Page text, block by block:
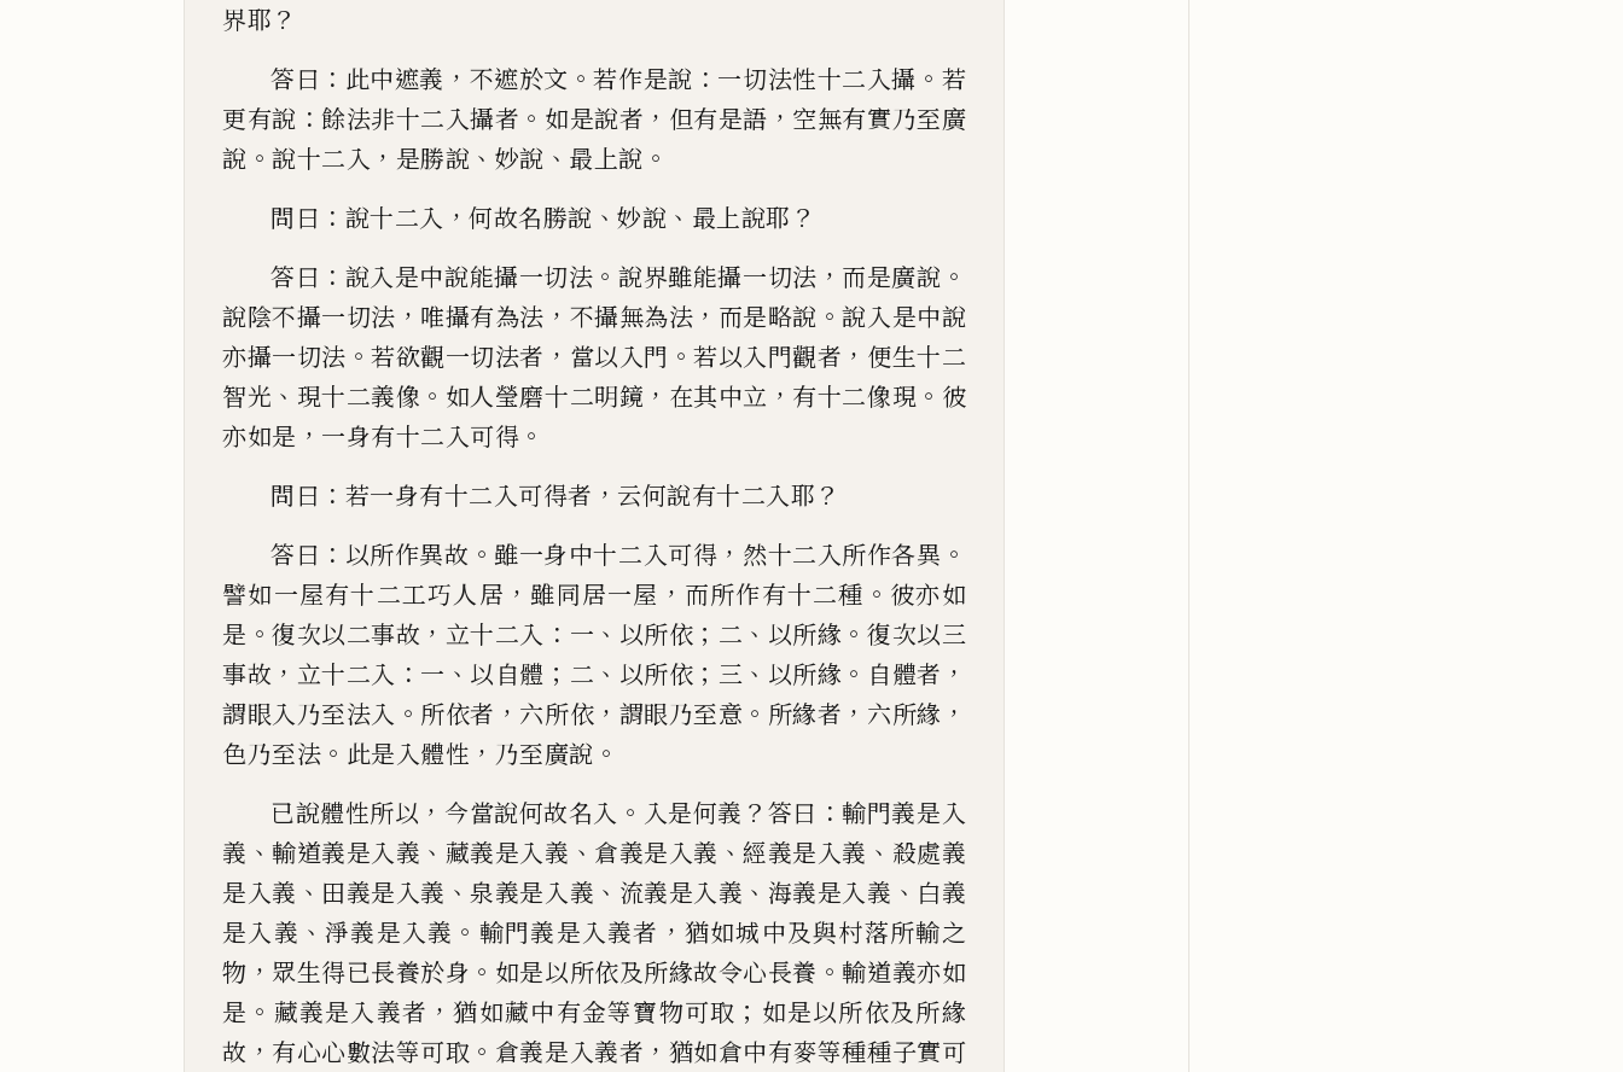
界耶 ？
答曰 ： 此中遮義 ， 不遮於文 。若作是說 ： 一切法性十二入攝 。 若
更有說 ：餘法非十二入攝者 。 如是說者 ， 但有是語 ， 空無有實乃至廣
說 。 說十二入 ， 是勝說 、 妙說 、 最上說 。
問曰 ： 說十二入 ， 何故名勝說 、 妙說 、 最上說耶 ？
答曰 ： 說入是中說能攝一切法 。說界雖能攝一切法 ， 而是廣說 。
說陰不攝一切法 ， 唯攝有為法 ， 不攝無為法 ， 而是略說 。說入是中說
亦攝一切法 。若欲觀一切法者 ， 當以入門 。若以入門觀者 ， 便生十二
智光 、 現十二義像 。 如人瑩磨十二明鏡 ， 在其中立 ， 有十二像現 。 彼
亦如是 ， 一身有十二入可得 。
問曰 ： 若一身有十二入可得者 ， 云何說有十二入耶 ？
答曰 ： 以所作異故 。雖一身中十二入可得 ， 然十二入所作各異 。
譬如一屋有十二工巧人居 ，雖同居一屋 ， 而所作有十二種 。 彼亦如
是 。復次以二事故 ， 立十二入 ： 一 、 以所依 ； 二 、 以所緣 。復次以三
事故 ， 立十二入 ： 一 、 以自體 ； 二 、 以所依 ； 三 、 以所緣 。 自體者 ，
謂眼入乃至法入 。 所依者 ， 六所依 ， 謂眼乃至意 。 所緣者 ， 六所緣 ，
色乃至法 。 此是入體性 ， 乃至廣說 。
已說體性所以 ， 今當說何故名入 。 入是何義 ？ 答曰 ：輸門義是入
義 、輸道義是入義 、 藏義是入義 、 倉義是入義 、 經義是入義 、 殺處義
是入義 、 田義是入義 、泉義是入義 、 流義是入義 、 海義是入義 、 白義
是入義 、淨義是入義 。 輸門義是入義者 ， 猶如城中及與村落所輸之
物 ， 眾生得已長養於身 。 如是以所依及所緣故令心長養 。輸道義亦如
是 。 藏義是入義者 ，猶如藏中有金等寶物可取 ； 如是以所依及所緣
故 ， 有心心數法等可取 。 倉義是入義者 ， 猶如倉中有麥等種種子實可